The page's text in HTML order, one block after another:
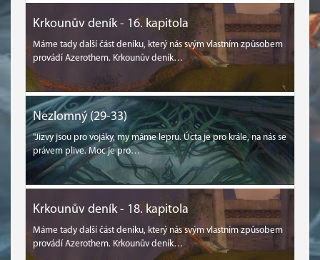
Krkounův deník - 16. kapitola
Máme tady další část deníku, který nás svým vlastním způsobem
provádí Azerothem. Krkounův deník…
Nezlomný (29-33)
"Jizvy jsou pro vojáky, my máme lepru. Úcta je pro krále, na nás se
právem plive. Moc je pro…
Krkounův deník - 18. kapitola
Máme tady další část deníku, který nás svým vlastním způsobem
provádí Azerothem. Krkounův deník…